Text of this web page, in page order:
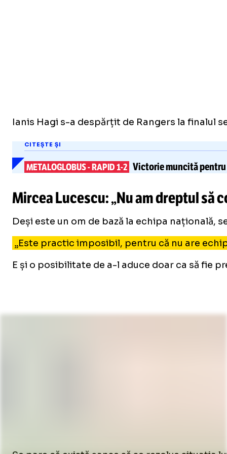
Ianis Hagi s-a despărțit de Rangers la finalul
CITEȘTE ȘI
METALOGLOBUS-RAPID 1-2 Victorie muncităpentru
Mircea Lucescu: „Nu am dreptul să
Deși este un om de bază la echipa națională,
„Este practic imposibil, pentru că nu are
E și o posibilitate de a-l aduce doar ca să fie